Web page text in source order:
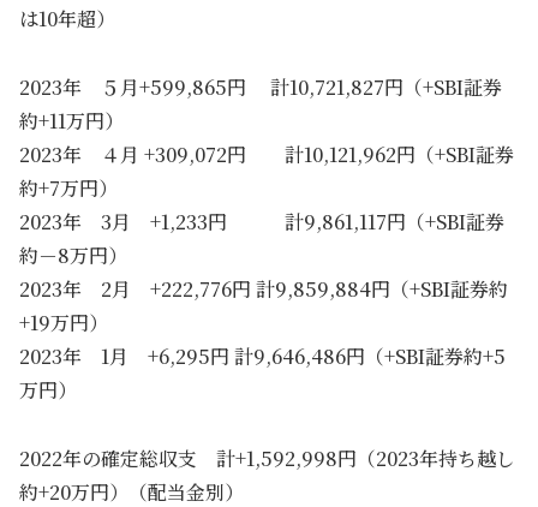
は10年超）
2023年 ５月+599,865円 計10,721,827円（+SBI証券
約+11万円）
2023年 ４月 +309,072円 計10,121,962円（+SBI証券
約+7万円）
2023年 3月 +1,233円 計9,861,117円（+SBI証券
約－8万円）
2023年 2月 +222,776円 計9,859,884円（+SBI証券約
+19万円）
2023年 1月 +6,295円 計9,646,486円（+SBI証券約+5
万円）
2022年の確定総収支 計+1,592,998円（2023年持ち越し
約+20万円）（配当金別）